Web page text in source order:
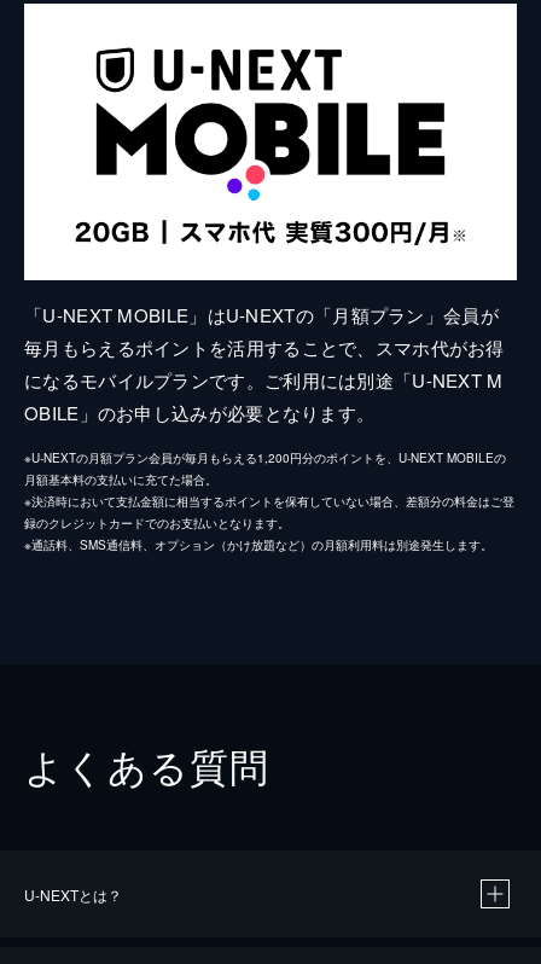
「U-NEXT MOBILE」はU-NEXTの「月額プラン」会員が
毎月もらえるポイントを活用することで、スマホ代がお得
になるモバイルプランです。ご利用には別途「U-NEXT M
OBILE」のお申し込みが必要となります。
※U-NEXTの月額プラン会員が毎月もらえる1,200円分のポイントを、U-NEXT MOBILEの
月額基本料の支払いに充てた場合。
※決済時において支払金額に相当するポイントを保有していない場合、差額分の料金はご登
録のクレジットカードでのお支払いとなります。
※通話料、SMS通信料、オプション（かけ放題など）の月額利用料は別途発生します。
よくある質問
U-NEXTとは？